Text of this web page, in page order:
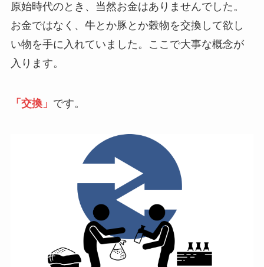
原始時代のとき、当然お金はありませんでした。
お金ではなく、牛とか豚とか穀物を交換して欲し
い物を手に入れていました。ここで大事な概念が
入ります。
「交換」 です。